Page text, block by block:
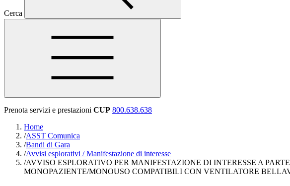
Cerca
Prenota servizi e prestazioni CUP 800.638.638
Home
/ASST Comunica
/Bandi di Gara
/Avvisi esplorativi / Manifestazione di interesse
/AVVISO ESPLORATIVO PER MANIFESTAZIONE DI INTERESSE A
MONOPAZIENTE/MONOUSO COMPATIBILI CON VENTILATORE